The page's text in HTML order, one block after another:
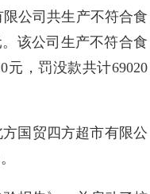
公司共生产不符合食
该公司生产不符合食
元，罚没款共计69020
国贸四方超市有限公